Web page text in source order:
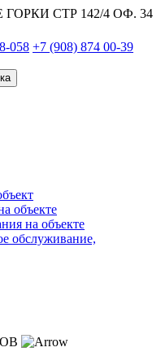
СТР 142/4 ОФ. 34
058 +7 (908) 874 00-39
объекте
на объекте
обслуживание,